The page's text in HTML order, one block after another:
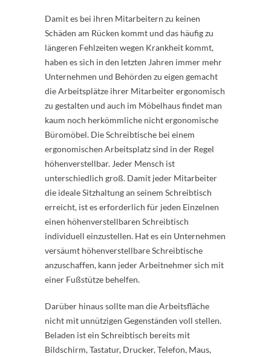
Damit es bei ihren Mitarbeitern zu keinen
Schäden am Rücken kommt und das häufig zu
längeren Fehlzeiten wegen Krankheit kommt,
haben es sich in den letzten Jahren immer mehr
Unternehmen und Behörden zu eigen gemacht
die Arbeitsplätze ihrer Mitarbeiter ergonomisch
zu gestalten und auch im Möbelhaus findet man
kaum noch herkömmliche nicht ergonomische
Büromöbel. Die Schreibtische bei einem
ergonomischen Arbeitsplatz sind in der Regel
höhenverstellbar. Jeder Mensch ist
unterschiedlich groß. Damit jeder Mitarbeiter
die ideale Sitzhaltung an seinem Schreibtisch
erreicht, ist es erforderlich für jeden Einzelnen
einen höhenverstellbaren Schreibtisch
individuell einzustellen. Hat es ein Unternehmen
versäumt höhenverstellbare Schreibtische
anzuschaffen, kann jeder Arbeitnehmer sich mit
einer Fußstütze behelfen.
Darüber hinaus sollte man die Arbeitsfläche
nicht mit unnützigen Gegenständen voll stellen.
Beladen ist ein Schreibtisch bereits mit
Bildschirm, Tastatur, Drucker, Telefon, Maus,